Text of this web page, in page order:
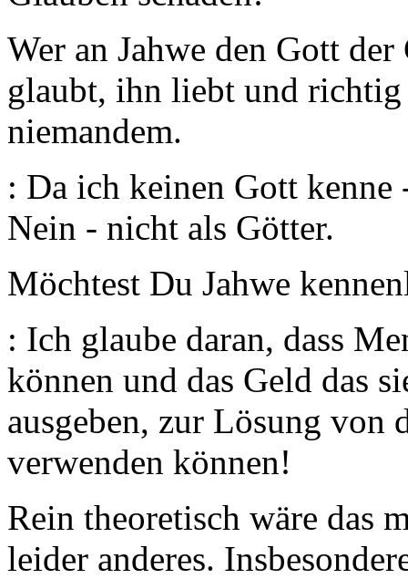
Wer an Jahwe den Gott
glaubt, ihn liebt und richtig
niemandem.
: Da ich keinen Gott kenne
Nein - nicht als Götter.
Möchtest Du Jahwe
: Ich glaube daran, dass
können und das Geld das
ausgeben, zur Lösung von
verwenden können!
Rein theoretisch wäre das
leider anderes.